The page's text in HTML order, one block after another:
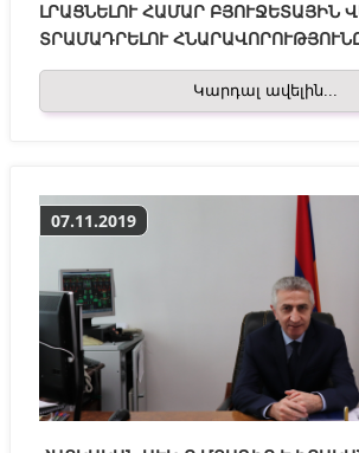
ԼՐԱՑՆԵԼՈՒ ՀԱՄԱՐ ԲՅՈՒՋԵՏԱՅԻՆ
ՏՐԱՄԱԴՐԵԼՈՒ
Կարդալ ավելին...
07.11.2019